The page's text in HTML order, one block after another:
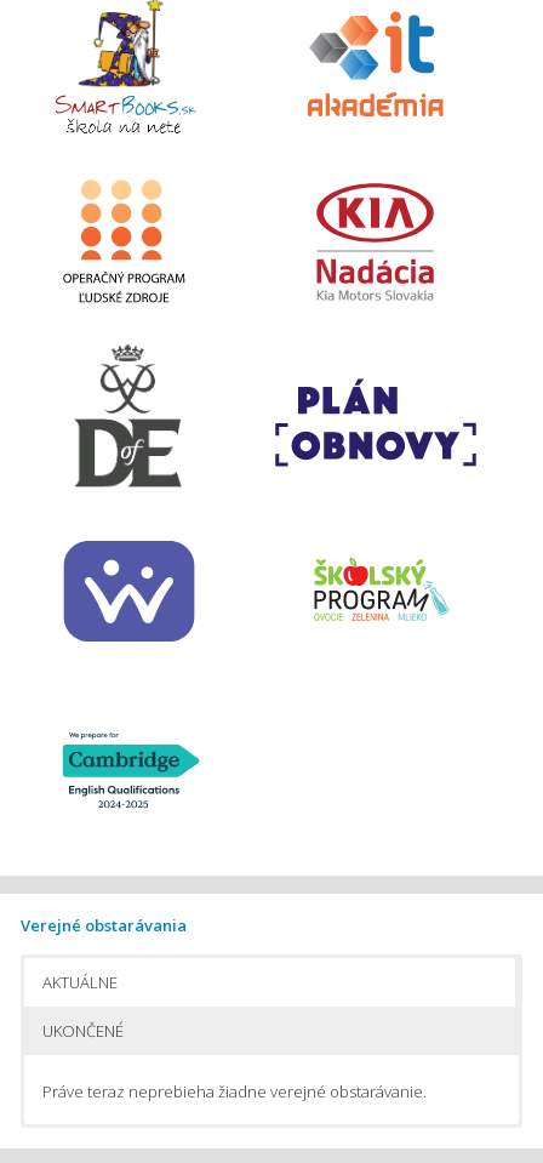
Verejné obstarávania
AKTUÁLNE
UKONČENÉ
Práve teraz neprebieha žiadne verejné obstarávanie.